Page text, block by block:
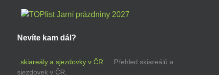
Nevíte kam dál?
skiareály a sjezdovky v ČR
Přehled skiareálů a
sjezdovek v ČR.